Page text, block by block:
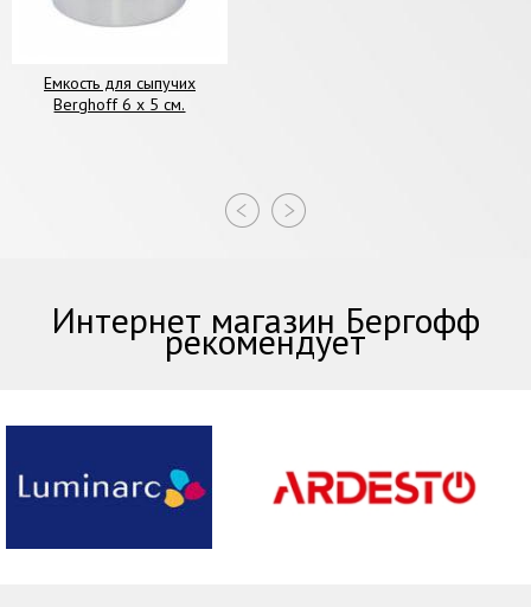
Емкость для сыпучих
Berghoff 6 х 5 см.
Интернет магазин Бергофф
рекомендует